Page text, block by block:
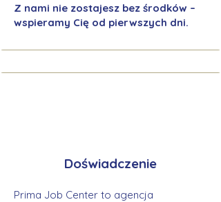
Z nami nie zostajesz bez środków –
wspieramy Cię od pierwszych dni.
Doświadczenie
Prima Job Center to agencja